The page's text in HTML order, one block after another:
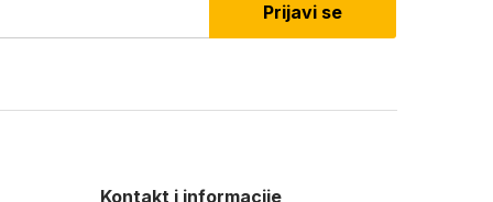
Prijavi se
Kontakt i informacije